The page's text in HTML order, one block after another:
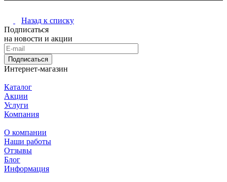
Назад к списку
Подписаться
на новости и акции
Подписаться
Интернет-магазин
Каталог
Акции
Услуги
Компания
О компании
Наши работы
Отзывы
Блог
Информация